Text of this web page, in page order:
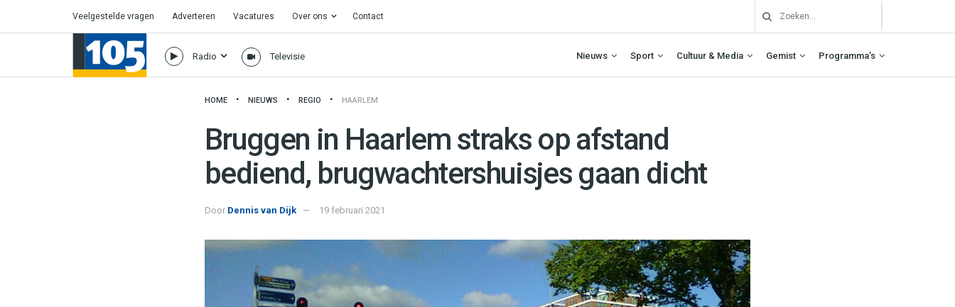
Veelgestelde vragen Adverteren Vacatures Over ons Contact
Radio Televisie Nieuws Sport Cultuur & Media Gemist Programma’s
HOME NIEUWS REGIO HAARLEM
Bruggen in Haarlem straks op afstand
bediend, brugwachtershuisjes gaan dicht
Door Dennis van Dijk 19 februari 2021